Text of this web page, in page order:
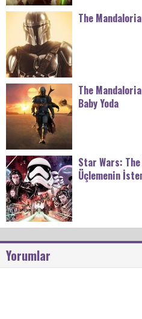
The
The
Baby Yoda
Star Wars:
Üçlemenin
Yorumlar